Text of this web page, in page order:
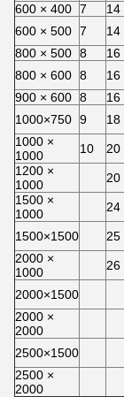
600 × 400 7 14
600 × 500 7 14
800 × 500 8 16
800 × 600 8 16
900 × 600 8 16
1000×750 9 18
1000 ×
1000
10 20
1200 ×
1000
20
1500 ×
1000
24
1500×1500 25
2000 ×
1000
26
2000×1500
2000 ×
2000
2500×1500
2500 ×
2000